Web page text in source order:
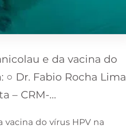
e da vacina do
Dr. Fabio Rocha Lima
– CRM-…
do vírus HPV na